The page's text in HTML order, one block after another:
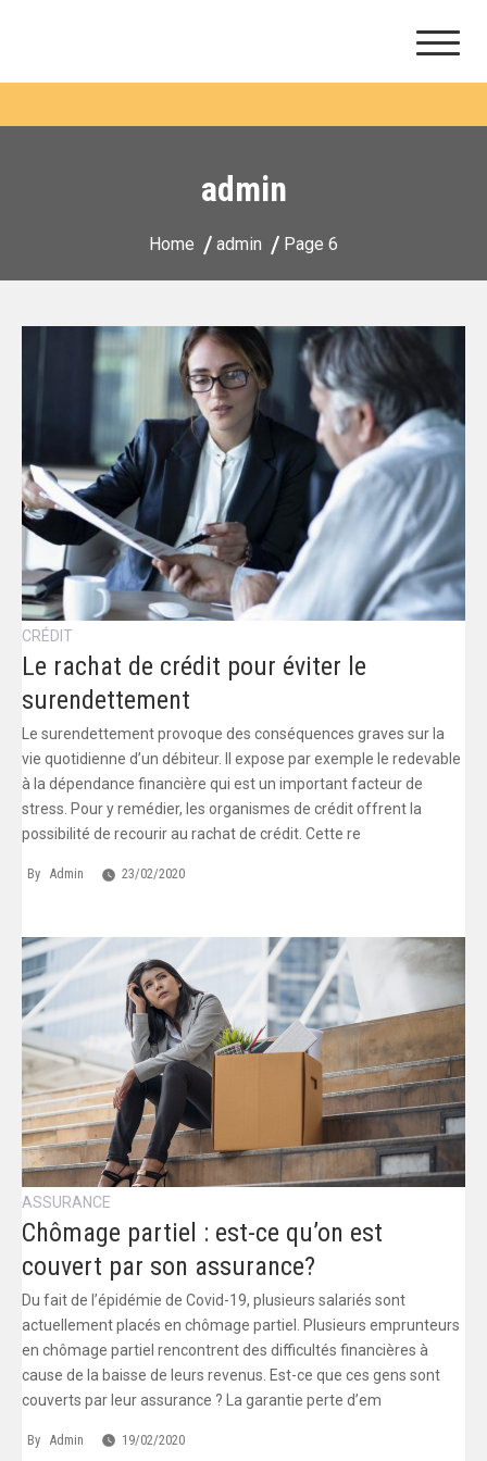
admin
Home admin Page 6
CRÉDIT
Le rachat de crédit pour éviter le
surendettement
Le surendettement provoque des conséquences graves sur la
vie quotidienne d’un débiteur. Il expose par exemple le redevable
à la dépendance financière qui est un important facteur de
stress. Pour y remédier, les organismes de crédit offrent la
possibilité de recourir au rachat de crédit. Cette re
By Admin 23/02/2020
ASSURANCE
Chômage partiel : est-ce qu’on est
couvert par son assurance?
Du fait de l’épidémie de Covid-19, plusieurs salariés sont
actuellement placés en chômage partiel. Plusieurs emprunteurs
en chômage partiel rencontrent des difficultés financières à
cause de la baisse de leurs revenus. Est-ce que ces gens sont
couverts par leur assurance ? La garantie perte d’em
By Admin 19/02/2020